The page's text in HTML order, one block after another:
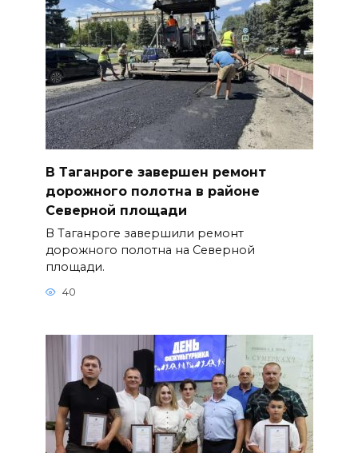
В Таганроге завершен ремонт
дорожного полотна в районе
Северной площади
В Таганроге завершили ремонт
дорожного полотна на Северной
площади.
40